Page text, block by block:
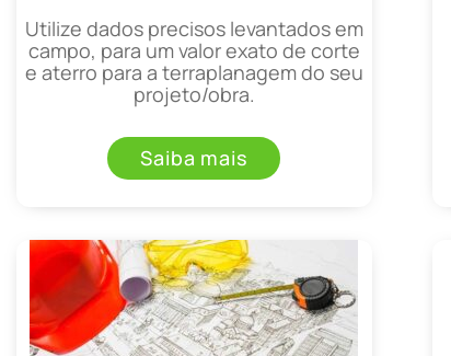
Utilize dados precisos levantados em
campo, para um valor exato de corte
e aterro para a terraplanagem do seu
projeto/obra.
Saiba mais